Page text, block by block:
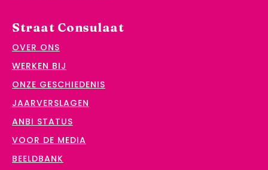
Straat Consulaat
OVER ONS
WERKEN BIJ
ONZE GESCHIEDENIS
JAARVERSLAGEN
ANBI STATUS
VOOR DE MEDIA
BEELDBANK